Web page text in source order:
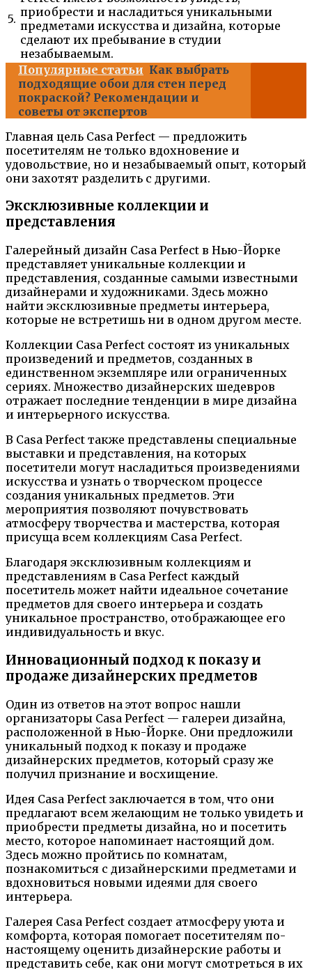
5. приобрести и насладиться уникальными
предметами искусства и дизайна, которые
сделают их пребывание в студии
незабываемым.
Популярные статьи Как выбрать
подходящие обои для стен перед
покраской? Рекомендации и
советы от экспертов
Главная цель Casa Perfect — предложить
посетителям не только вдохновение и
удовольствие, но и незабываемый опыт, который
они захотят разделить с другими.
Эксклюзивные коллекции и
представления
Галерейный дизайн Casa Perfect в Нью-Йорке
представляет уникальные коллекции и
представления, созданные самыми известными
дизайнерами и художниками. Здесь можно
найти эксклюзивные предметы интерьера,
которые не встретишь ни в одном другом месте.
Коллекции Casa Perfect состоят из уникальных
произведений и предметов, созданных в
единственном экземпляре или ограниченных
сериях. Множество дизайнерских шедевров
отражает последние тенденции в мире дизайна
и интерьерного искусства.
В Casa Perfect также представлены специальные
выставки и представления, на которых
посетители могут насладиться произведениями
искусства и узнать о творческом процессе
создания уникальных предметов. Эти
мероприятия позволяют почувствовать
атмосферу творчества и мастерства, которая
присуща всем коллекциям Casa Perfect.
Благодаря эксклюзивным коллекциям и
представлениям в Casa Perfect каждый
посетитель может найти идеальное сочетание
предметов для своего интерьера и создать
уникальное пространство, отображающее его
индивидуальность и вкус.
Инновационный подход к показу и
продаже дизайнерских предметов
Один из ответов на этот вопрос нашли
организаторы Casa Perfect — галереи дизайна,
расположенной в Нью-Йорке. Они предложили
уникальный подход к показу и продаже
дизайнерских предметов, который сразу же
получил признание и восхищение.
Идея Casa Perfect заключается в том, что они
предлагают всем желающим не только увидеть и
приобрести предметы дизайна, но и посетить
место, которое напоминает настоящий дом.
Здесь можно пройтись по комнатам,
познакомиться с дизайнерскими предметами и
вдохновиться новыми идеями для своего
интерьера.
Галерея Casa Perfect создает атмосферу уюта и
комфорта, которая помогает посетителям по-
настоящему оценить дизайнерские работы и
представить себе, как они могут смотреться в их